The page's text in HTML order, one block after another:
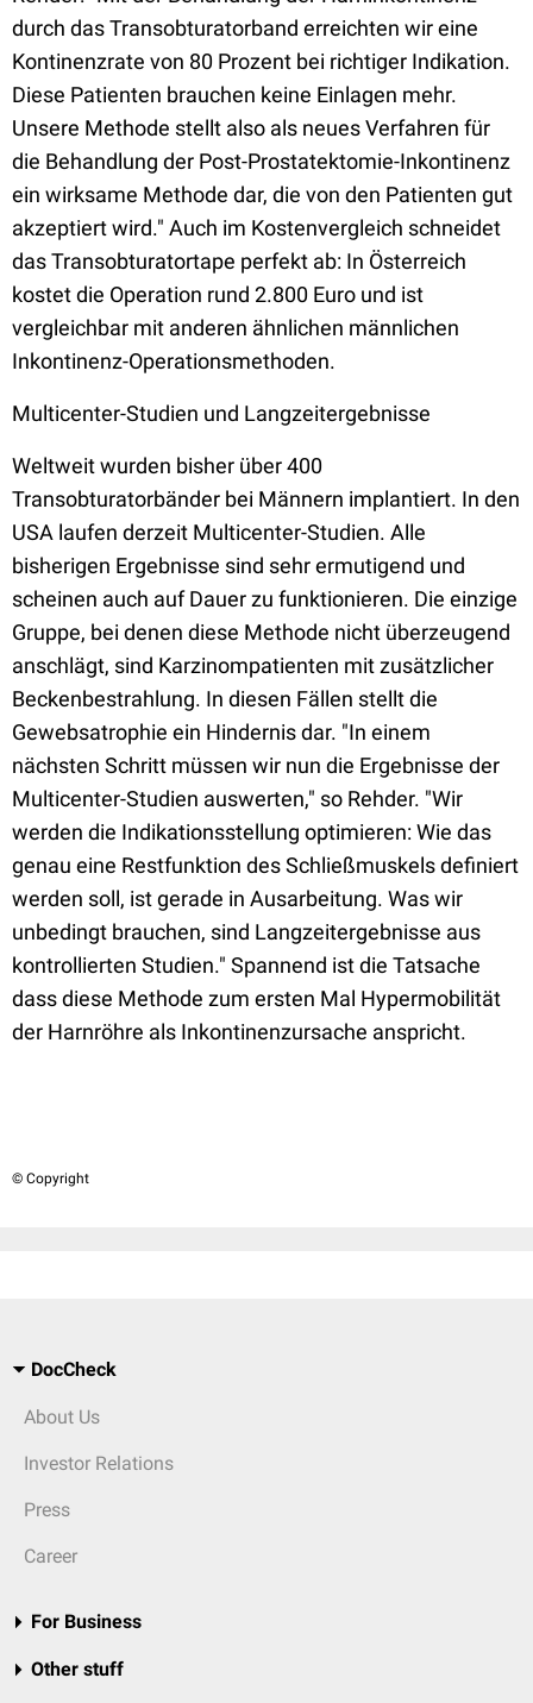
durch das Transobturatorband erreichten wir eine
Kontinenzrate von 80 Prozent bei richtiger Indikation.
Diese Patienten brauchen keine Einlagen mehr.
Unsere Methode stellt also als neues Verfahren für
die Behandlung der Post-Prostatektomie-Inkontinenz
ein wirksame Methode dar, die von den Patienten gut
akzeptiert wird." Auch im Kostenvergleich schneidet
das Transobturatortape perfekt ab: In Österreich
kostet die Operation rund 2.800 Euro und ist
vergleichbar mit anderen ähnlichen männlichen
Inkontinenz-Operationsmethoden.
Multicenter-Studien und Langzeitergebnisse
Weltweit wurden bisher über 400
Transobturatorbänder bei Männern implantiert. In den
USA laufen derzeit Multicenter-Studien. Alle
bisherigen Ergebnisse sind sehr ermutigend und
scheinen auch auf Dauer zu funktionieren. Die einzige
Gruppe, bei denen diese Methode nicht überzeugend
anschlägt, sind Karzinompatienten mit zusätzlicher
Beckenbestrahlung. In diesen Fällen stellt die
Gewebsatrophie ein Hindernis dar. "In einem
nächsten Schritt müssen wir nun die Ergebnisse der
Multicenter-Studien auswerten," so Rehder. "Wir
werden die Indikationsstellung optimieren: Wie das
genau eine Restfunktion des Schließmuskels definiert
werden soll, ist gerade in Ausarbeitung. Was wir
unbedingt brauchen, sind Langzeitergebnisse aus
kontrollierten Studien." Spannend ist die Tatsache
dass diese Methode zum ersten Mal Hypermobilität
der Harnröhre als Inkontinenzursache anspricht.
© Copyright
DocCheck
About Us
Investor Relations
Press
Career
For Business
Other stuff